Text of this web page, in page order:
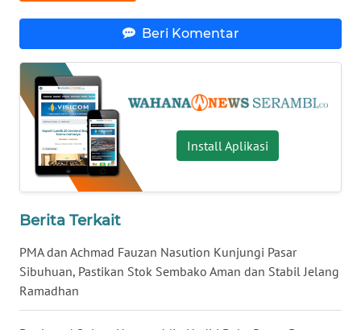
Beri Komentar
Install Aplikasi
Berita Terkait
PMA dan Achmad Fauzan Nasution Kunjungi Pasar
Sibuhuan, Pastikan Stok Sembako Aman dan Stabil Jelang
Ramadhan
JATENG
WN
NUSANTARA
WN
JOGJA
WN
JATIM
WN
BALI